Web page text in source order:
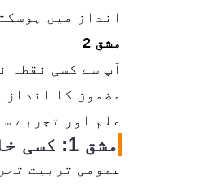
انداز میں
مشق 2
آپ سے کسی نقطہ
مضمون کا
علم اور تجربے
مشق 1: کسی خاص مقصد کیلئے ایک مختصر خط لکھنا